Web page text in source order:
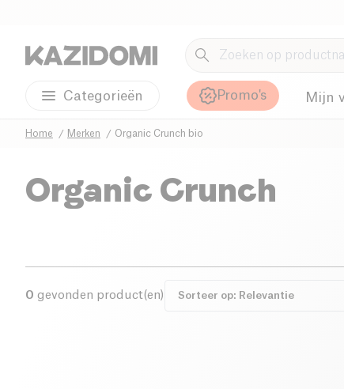
Categorieën Promo's Mijn
Home Merken Organic Crunch bio
Organic Crunch
0 gevonden product(en)